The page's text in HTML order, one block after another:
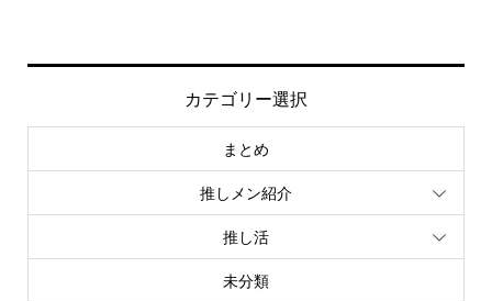
カテゴリー選択
まとめ
推しメン紹介
推し活
未分類